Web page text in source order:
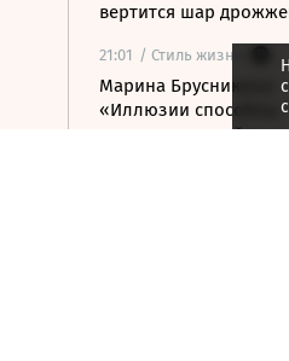
вертится шар
21:01 / Стиль жизни
Марина Брусникина:
«Иллюзии способны
влиять на людей»